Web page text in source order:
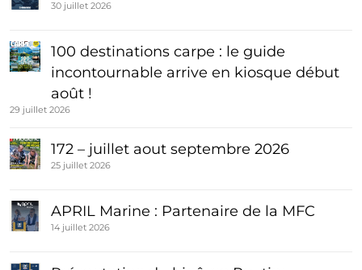
30 juillet 2026
100 destinations carpe : le guide
incontournable arrive en kiosque début
août !
29 juillet 2026
172 – juillet aout septembre 2026
25 juillet 2026
APRIL Marine : Partenaire de la MFC
14 juillet 2026